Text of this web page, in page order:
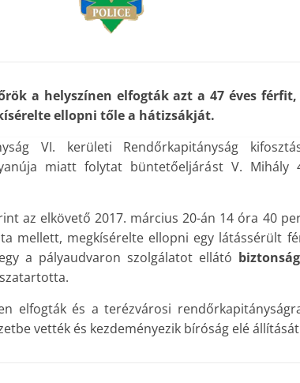
a helyszínen elfogták azt a 47 éves
ellopni tőle a hátizsákját.
VI. kerületi Rendőrkapitányság
miatt folytat büntetőeljárást V. Mihály
az elkövető 2017. március 20-án 14 óra 40
mellett, megkísérelte ellopni egy látássérült
a pályaudvaron szolgálatot ellátó
elfogták és a terézvárosi
vették és kezdeményezik bíróság elé